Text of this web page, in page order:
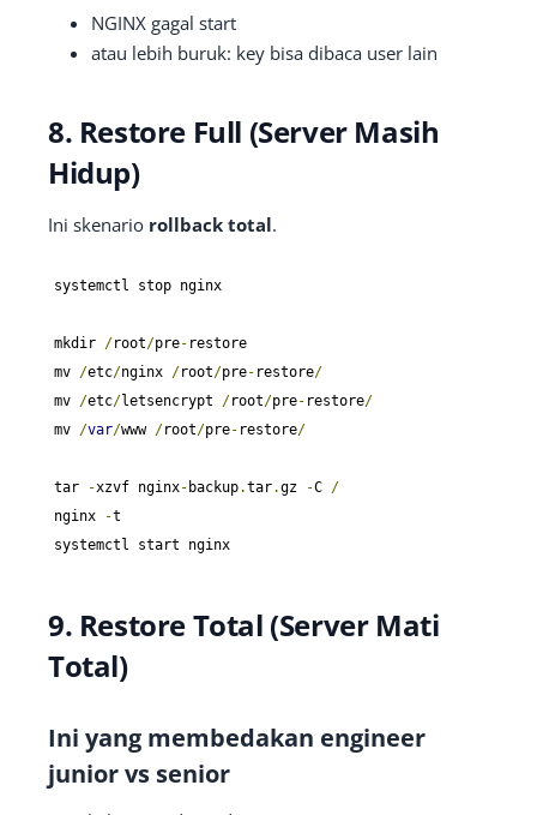
NGINX gagal start
atau lebih buruk: key bisa dibaca user lain
8. Restore Full (Server Masih
Hidup)
Ini skenario rollback total.
systemctl stop nginx
mkdir /root/pre- restore
mv /etc/nginx /root/pre- restore/
mv /etc/letsencrypt /root/pre- restore/
mv /var/www /root/pre- restore/
tar -xzvf nginx- backup.tar.gz -C /
nginx
-t
systemctl start nginx
9. Restore Total (Server Mati
Total)
Ini yang membedakan engineer
junior vs senior